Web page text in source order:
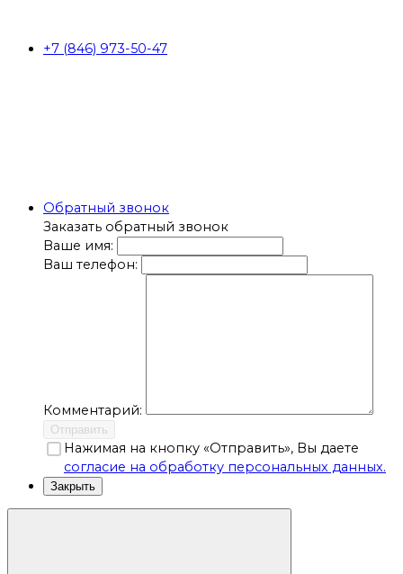
+7 (846) 973-50-47
Обратный звонок
Заказать обратный звонок
Ваше имя:
Ваш телефон:
Комментарий:
Отправить
Нажимая на кнопку «Отправить», Вы даете
согласие на обработку персональных данных.
Закрыть